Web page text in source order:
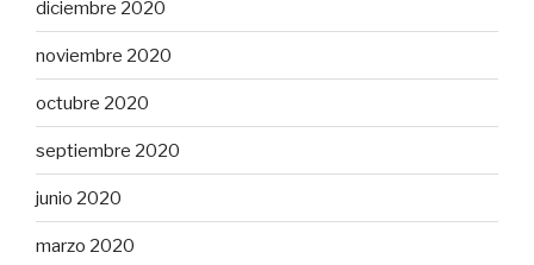
diciembre 2020
noviembre 2020
octubre 2020
septiembre 2020
junio 2020
marzo 2020